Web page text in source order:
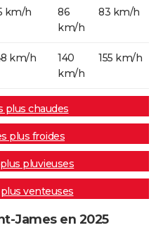
km/h
86
km/h
83 km/h
km/h
140
km/h
155 km/h
plus chaudes
plus froides
pluvieuses
venteuses
James en 2025